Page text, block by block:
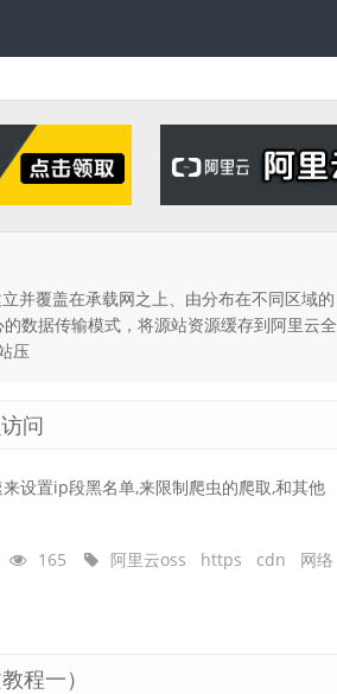
并覆盖在承载网之上、由分布在不同区域的
数据传输模式，将源站资源缓存到阿里云全
压
问
设置ip段黑名单,来限制爬虫的爬取,和其他
165 阿里云oss https cdn
网络
程一）